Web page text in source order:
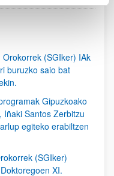
(SGIker) IAk
buruzko saio bat
Gipuzkoako
Iñaki Santos Zerbitzu
egiteko erabiltzen
(SGIker)
XI.